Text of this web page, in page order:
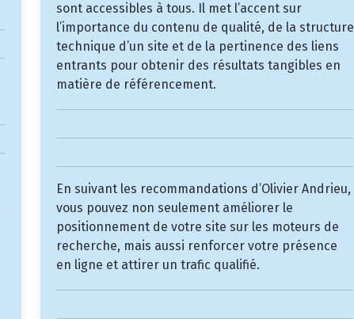
sont accessibles à tous. Il met l’accent sur
l’importance du contenu de qualité, de la structure
technique d’un site et de la pertinence des liens
entrants pour obtenir des résultats tangibles en
matière de référencement.
En suivant les recommandations d’Olivier Andrieu,
vous pouvez non seulement améliorer le
positionnement de votre site sur les moteurs de
recherche, mais aussi renforcer votre présence
en ligne et attirer un trafic qualifié.